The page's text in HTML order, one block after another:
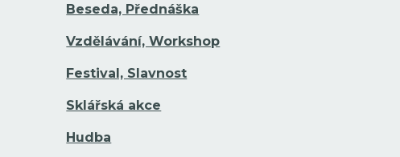
Beseda, Přednáška
Vzdělávání, Workshop
Festival, Slavnost
Sklářská akce
Hudba